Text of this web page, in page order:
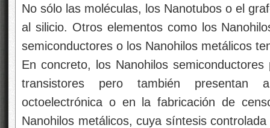
No sólo las moléculas, los Nanotubos o el
al silicio. Otros elementos como los
semiconductores o los Nanohilos metálicos
En concreto, los Nanohilos
transistores pero también presentan
octoelectrónica o en la fabricación de
Nanohilos metálicos, cuya síntesis